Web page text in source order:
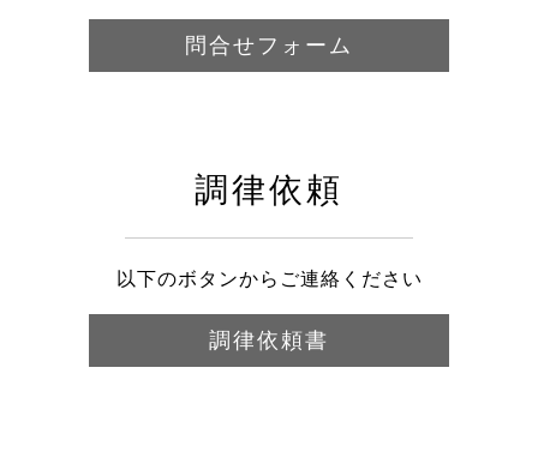
問合せフォーム
調律依頼
以下のボタンからご連絡ください
調律依頼書